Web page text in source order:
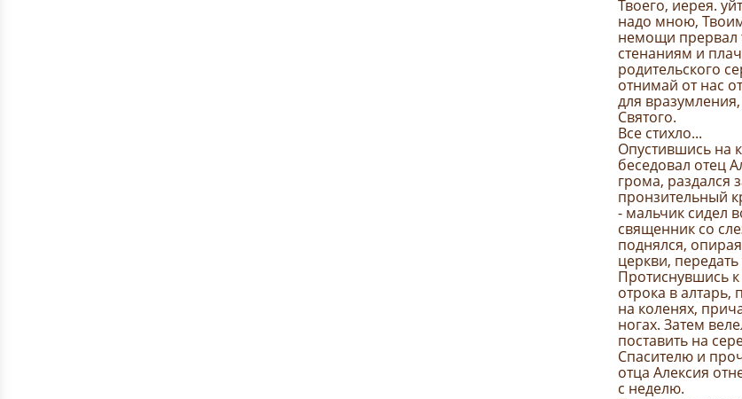
Твоего, иерея.
надо мною,
немощи прервал
стенаниям и
родительского
отнимай от нас
для
Святого.
Все стихло...
Опустившись на
беседовал отец
грома, раздался
пронзительный
- мальчик сидел
священник со
поднялся,
церкви, передать
Протиснувшись к
отрока в алтарь,
на коленях,
ногах. Затем
поставить на
Спасителю и
отца Алексия
с неделю.